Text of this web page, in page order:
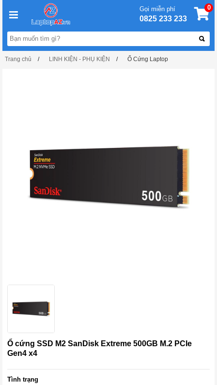
Gọi miễn phí
0825 233 233
0
Trang chủ LINH KIỆN - PHỤ KIỆN Ổ Cứng Laptop
Ổ cứng SSD M2 SanDisk Extreme 500GB M.2 PCIe
Gen4 x4
Tình trạng